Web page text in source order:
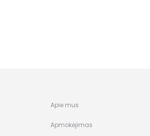
Apie mus
Apmokėjimas